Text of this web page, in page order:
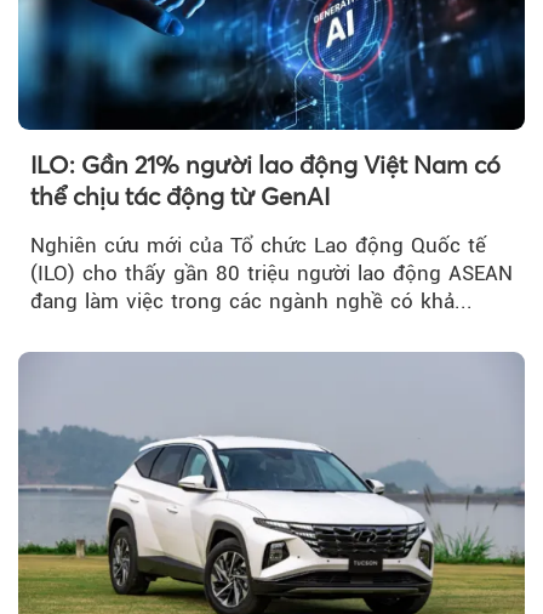
ILO: Gần 21% người lao động Việt Nam có
thể chịu tác động từ GenAI
Nghiên cứu mới của Tổ chức Lao động Quốc tế
(ILO) cho thấy gần 80 triệu người lao động ASEAN
đang làm việc trong các ngành nghề có khả...